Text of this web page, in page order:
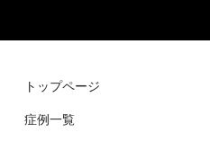
トップページ
症例⼀覧